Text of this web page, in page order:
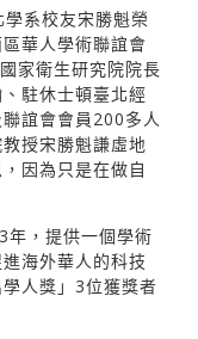
學系校友宋勝魁榮
華人學術聯誼會
家衛生研究院院長
駐休士頓臺北經
誼會會員200多人
授宋勝魁謙虛地
因為只是在做自
年，提供一個學術
海外華人的科技
人獎」3位獲獎者